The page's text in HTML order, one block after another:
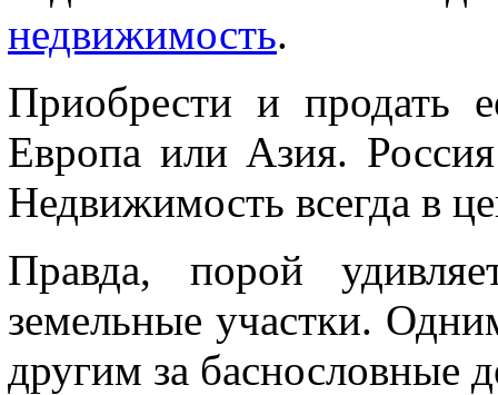
недвижимость.
Приобрести и продать
Европа или Азия.
Недвижимость всегда в
Правда, порой
земельные участки.
другим за баснословные